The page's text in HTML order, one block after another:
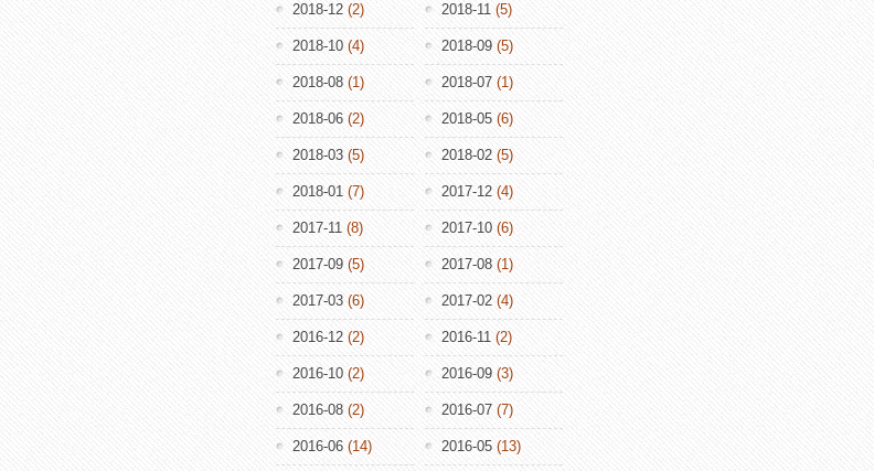
2018-12 (2) 2018-11 (5)
2018-10 (4) 2018-09 (5)
2018-08 (1) 2018-07 (1)
2018-06 (2) 2018-05 (6)
2018-03 (5) 2018-02 (5)
2018-01 (7) 2017-12 (4)
2017-11 (8) 2017-10 (6)
2017-09 (5) 2017-08 (1)
2017-03 (6) 2017-02 (4)
2016-12 (2) 2016-11 (2)
2016-10 (2) 2016-09 (3)
2016-08 (2) 2016-07 (7)
2016-06 (14) 2016-05 (13)